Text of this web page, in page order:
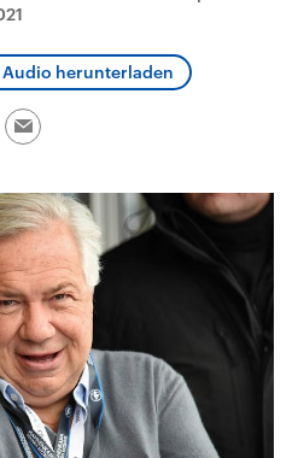
Audio herunterladen
Email